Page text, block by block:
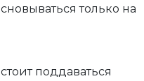
только на
поддаваться